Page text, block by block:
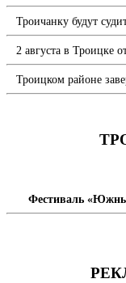
Троичанку будут
2 августа в Троицке
Троицком районе
Фестиваль